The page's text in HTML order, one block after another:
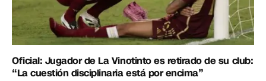
Oficial: Jugador de La Vinotinto es retirado de su club:
“La cuestión disciplinaria está por encima”